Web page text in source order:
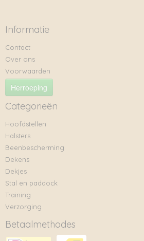
Informatie
Contact
Over ons
Voorwaarden
Herroeping
Categorieën
Hoofdstellen
Halsters
Beenbescherming
Dekens
Dekjes
Stal en paddock
Training
Verzorging
Betaalmethodes